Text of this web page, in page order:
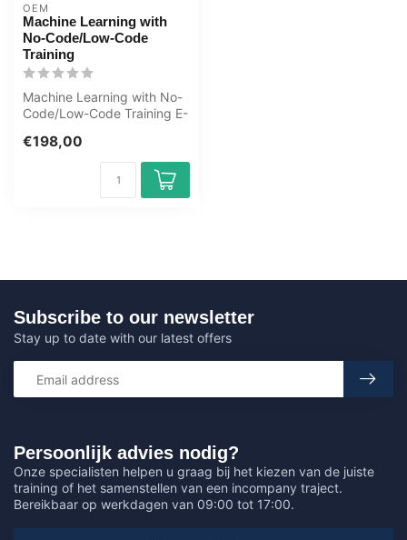
OEM
Machine Learning with
No-Code/Low-Code
Training
Machine Learning with No-
Code/Low-Code Training E-
teachers, ...
€198,00
Persoonlijk advies nodig?
Onze specialisten helpen u graag bij het kiezen van de juiste
training of het samenstellen van een incompany traject.
Bereikbaar op werkdagen van 09:00 tot 17:00.
Subscribe to our newsletter
Stay up to date with our latest offers